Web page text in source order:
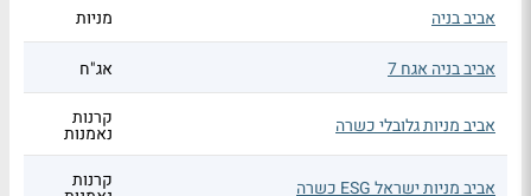
אביב בניה
מניות
אביב בניה אגח 7 אג"ח
אביב מניות גלובלי כשרה קרנות
נאמנות
אביב מניות ישראל ESG כשרה קרנות